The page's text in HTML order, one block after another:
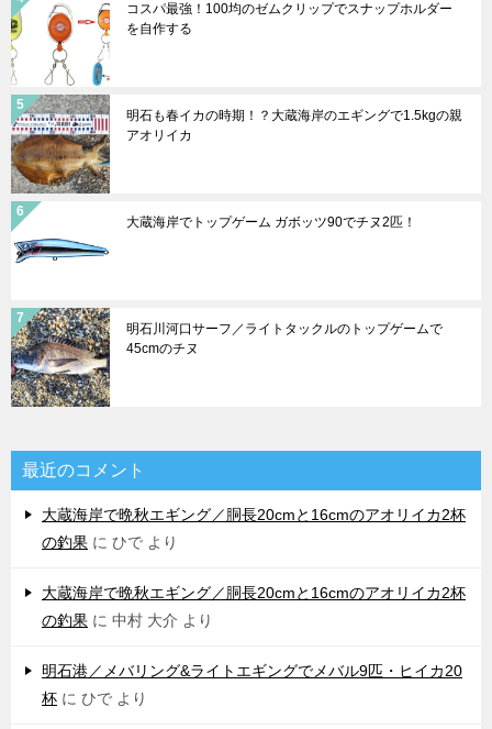
コスパ最強！100均のゼムクリップでスナップホルダー
を自作する
明石も春イカの時期！？大蔵海岸のエギングで1.5kgの親
アオリイカ
大蔵海岸でトップゲーム ガボッツ90でチヌ2匹！
明石川河口サーフ／ライトタックルのトップゲームで
45cmのチヌ
最近のコメント
大蔵海岸で晩秋エギング／胴長20cmと16cmのアオリイカ2杯
の釣果 に ひで より
大蔵海岸で晩秋エギング／胴長20cmと16cmのアオリイカ2杯
の釣果 に 中村 大介 より
明石港／メバリング&ライトエギングでメバル9匹・ヒイカ20
杯 に ひで より